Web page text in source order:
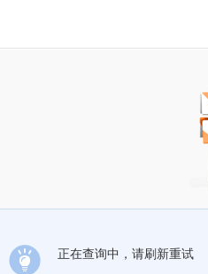
正在查询中，请刷新重试